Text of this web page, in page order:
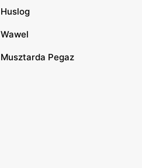
Huslog
Wawel
Musztarda Pegaz